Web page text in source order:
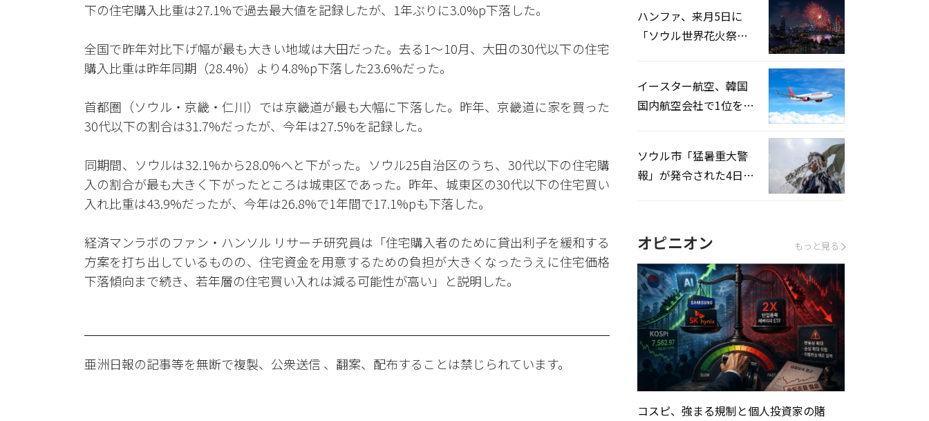
下の住宅購入比重は27.1%で過去最大値を記録したが、1年ぶりに3.0%p下落した。
全国で昨年対比下げ幅が最も大きい地域は大田だった。去る1～10月、大田の30代以下の住宅
購入比重は昨年同期（28.4%）より4.8%p下落した23.6%だった。
首都圏（ソウル・京畿・仁川）では京畿道が最も大幅に下落した。昨年、京畿道に家を買った
30代以下の割合は31.7%だったが、今年は27.5%を記録した。
同期間、ソウルは32.1%から28.0%へと下がった。ソウル25自治区のうち、30代以下の住宅購
入の割合が最も大きく下がったところは城東区であった。昨年、城東区の30代以下の住宅買い
入れ比重は43.9%だったが、今年は26.8%で1年間で17.1%pも下落した。
経済マンラボのファン・ハンソル リサーチ研究員は「住宅購入者のために貸出利子を緩和する
方案を打ち出しているものの、住宅資金を用意するための負担が大きくなったうえに住宅価格
下落傾向まで続き、若年層の住宅買い入れは減る可能性が高い」と説明した。
亜洲日報の記事等を無断で複製、公衆送信 、翻案、配布することは禁じられています。
ハンファ、来月5日に
「ソウル世界花火祭り
イースター航空、韓国
国内航空会社で1位を記
ソウル市「猛暑重大警
報」が発令された4日、
オピニオン もっと見る
コスピ、強まる規制と個人投資家の賭